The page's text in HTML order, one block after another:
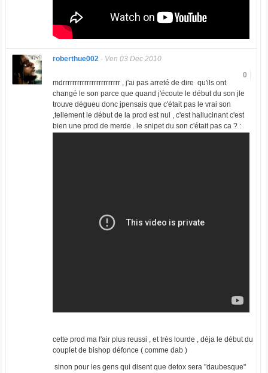
roberthue002- Ven 03 Dec 2010
0
mdrrrrrrrrrrrrrrrrrrrrrrrr , j'ai pas arreté de dire qu'ils ont
changé le son parce que quand j'écoute le début du son jle
trouve dégueu donc jpensais que c'était pas le vrai son
,tellement le début de la prod est nul , c'est hallucinant c'est
bien une prod de merde . le snipet du son c'était pas ca ? :
cette prod ma l'air plus reussi , et très lourde , déja le début du
couplet de bishop défonce ( comme dab )
sinon pour les gens qui disent que detox sera "daubesque"